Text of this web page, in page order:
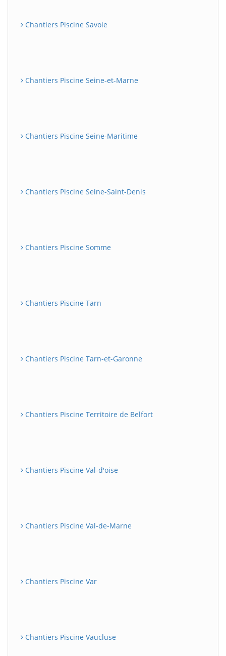
Chantiers Piscine Savoie
Chantiers Piscine Seine-et-Marne
Chantiers Piscine Seine-Maritime
Chantiers Piscine Seine-Saint-Denis
Chantiers Piscine Somme
Chantiers Piscine Tarn
Chantiers Piscine Tarn-et-Garonne
Chantiers Piscine Territoire de Belfort
Chantiers Piscine Val-d'oise
Chantiers Piscine Val-de-Marne
Chantiers Piscine Var
Chantiers Piscine Vaucluse